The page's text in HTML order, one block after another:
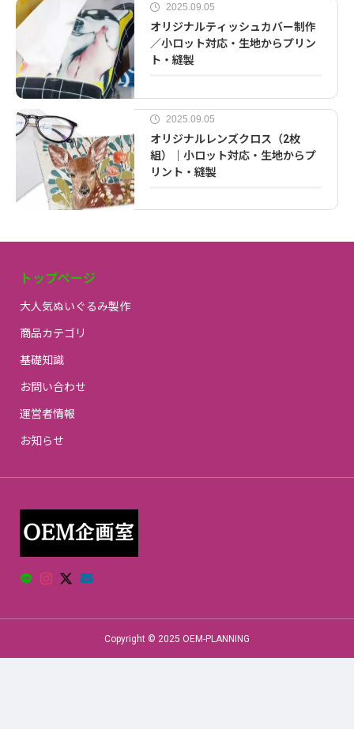
2025.09.05
オリジナルティッシュカバー制作
／小ロット対応・生地からプリン
ト・縫製
2025.09.05
オリジナルレンズクロス（2枚
組）｜小ロット対応・生地からプ
リント・縫製
トップページ
大人気ぬいぐるみ製作
商品カテゴリ
基礎知識
お問い合わせ
運営者情報
お知らせ
Copyright © 2025 OEM-PLANNING